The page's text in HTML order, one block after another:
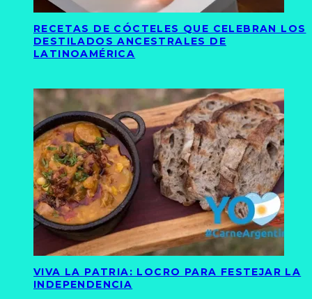
RECETAS DE CÓCTELES QUE CELEBRAN LOS
DESTILADOS ANCESTRALES DE
LATINOAMÉRICA
VIVA LA PATRIA: LOCRO PARA FESTEJAR LA
INDEPENDENCIA